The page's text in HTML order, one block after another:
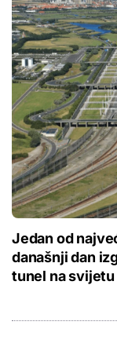
Jedan od
današnji dan
tunel na svijetu